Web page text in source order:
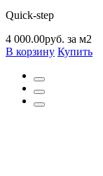
Quick-step
4 000.00руб. за м2
В корзину Купить